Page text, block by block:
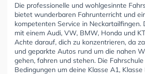
Die professionelle und wohlgesinnte
bietet wunderbaren Fahrunterricht und
kompetenten Service in Neckartailfingen.
mit einem Audi, VW, BMW, Honda und
Achte darauf, dich zu konzentrieren, da
und geparkte Autos rund um die nahen
gehen, fahren und stehen. Die
Bedingungen um deine Klasse A1, Klasse